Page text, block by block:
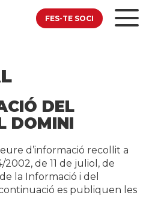
FES-TE SOCI
DEL
DOMINI
d’informació recollit a
2002, de 11 de juliol, de
la Informació i del
es publiquen les